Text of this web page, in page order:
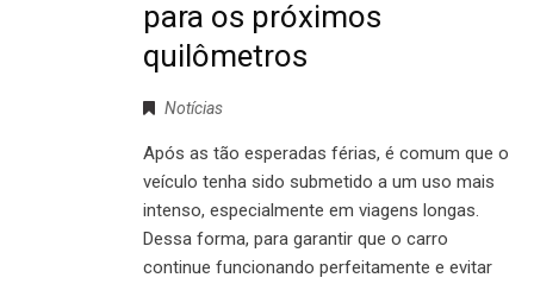
para os próximos
quilômetros
Notícias
Após as tão esperadas férias, é comum que o
veículo tenha sido submetido a um uso mais
intenso, especialmente em viagens longas.
Dessa forma, para garantir que o carro
continue funcionando perfeitamente e evitar